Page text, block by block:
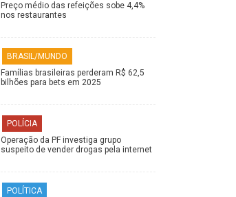
Preço médio das refeições sobe 4,4%
nos restaurantes
BRASIL/MUNDO
Famílias brasileiras perderam R$ 62,5
bilhões para bets em 2025
POLÍCIA
Operação da PF investiga grupo
suspeito de vender drogas pela internet
POLÍTICA